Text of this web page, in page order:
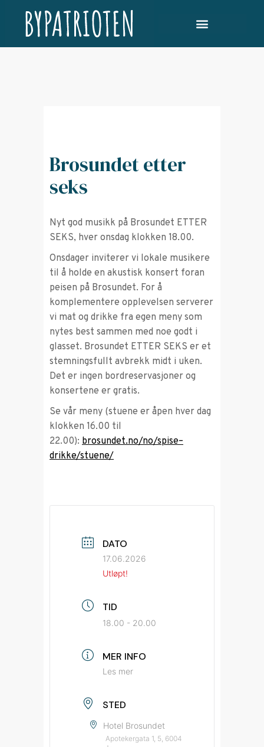
Brosundet etter
seks
Nyt god musikk på Brosundet ETTER
SEKS, hver onsdag klokken 18.00.
Onsdager inviterer vi lokale musikere
til å holde en akustisk konsert foran
peisen på Brosundet. For å
komplementere opplevelsen serverer
vi mat og drikke fra egen meny som
nytes best sammen med noe godt i
glasset. Brosundet ETTER SEKS er et
stemningsfullt avbrekk midt i uken.
Det er ingen bordreservasjoner og
konsertene er gratis.
Se vår meny (stuene er åpen hver dag
klokken 16.00 til
22.00): brosundet.no/no/spise–
drikke/stuene/
DATO
17.06.2026
Utløpt!
TID
18.00 - 20.00
MER INFO
Les mer
STED
Hotel Brosundet
Apotekergata 1, 5, 6004